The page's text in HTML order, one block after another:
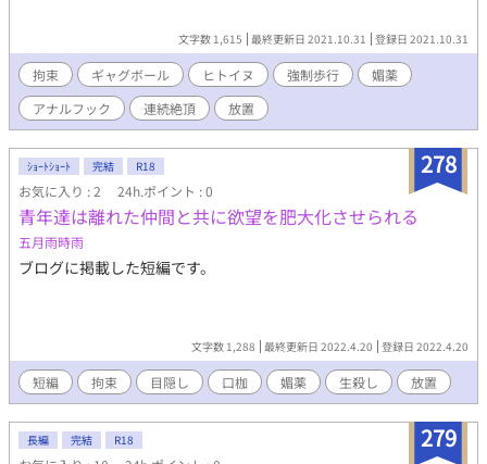
文字数 1,615 最終更新日 2021.10.31 登録日 2021.10.31
拘束 ギャグボール ヒトイヌ 強制歩行
媚薬
アナルフック
連続絶頂 放置
278
ｼｮｰﾄｼｮｰﾄ 完結 R18
お気に入り : 2 24h.ポイント : 0
青年達は離れた仲間と共に欲望を肥大化させられる
五月雨時雨
ブログに掲載した短編です。
文字数 1,288 最終更新日 2022.4.20 登録日 2022.4.20
短編 拘束 目隠し 口枷 媚薬 生殺し 放置
279
長編 完結 R18